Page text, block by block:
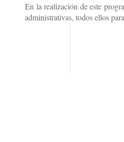
En la realización de este
administrativas, todos ellos